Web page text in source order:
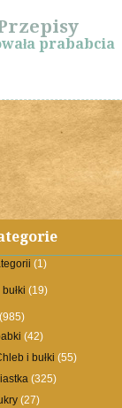
prababcia
(1)
(19)
(985)
(42)
i bułki (55)
(325)
(27)